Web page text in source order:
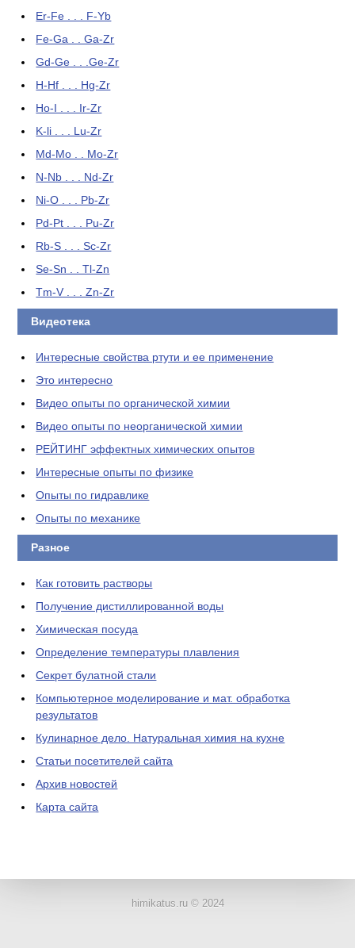
Er-Fe . . . F-Yb
Fe-Ga . . Ga-Zr
Gd-Ge . . .Ge-Zr
H-Hf . . . Hg-Zr
Ho-I . . . Ir-Zr
K-li . . . Lu-Zr
Md-Mo . . Mo-Zr
N-Nb . . . Nd-Zr
Ni-O . . . Pb-Zr
Pd-Pt . . . Pu-Zr
Rb-S . . . Sc-Zr
Se-Sn . . Tl-Zn
Tm-V . . . Zn-Zr
Видеотека
Интересные свойства ртути и ее применение
Это интересно
Видео опыты по органической химии
Видео опыты по неорганической химии
РЕЙТИНГ эффектных химических опытов
Интересные опыты по физике
Опыты по гидравлике
Опыты по механике
Разное
Как готовить растворы
Получение дистиллированной воды
Химическая посуда
Определение температуры плавления
Секрет булатной стали
Компьютерное моделирование и мат. обработка
результатов
Кулинарное дело. Натуральная химия на кухне
Статьи посетителей сайта
Архив новостей
Карта сайта
himikatus.ru © 2024